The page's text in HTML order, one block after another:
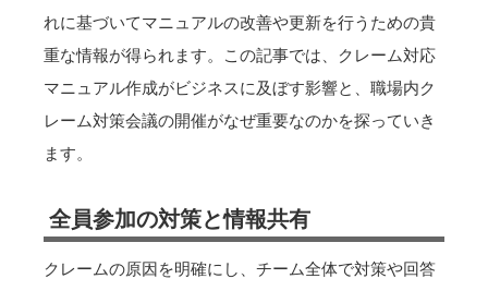
れに基づいてマニュアルの改善や更新を行うための貴
重な情報が得られます。この記事では、クレーム対応
マニュアル作成がビジネスに及ぼす影響と、職場内ク
レーム対策会議の開催がなぜ重要なのかを探っていき
ます。
全員参加の対策と情報共有
クレームの原因を明確にし、チーム全体で対策や回答